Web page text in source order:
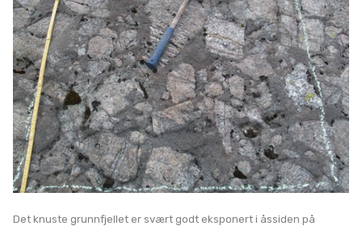
Det knuste grunnfjellet er svært godt eksponert i åssiden på